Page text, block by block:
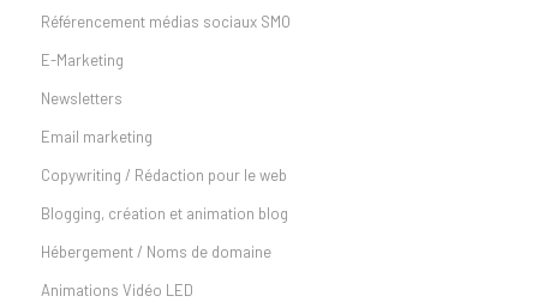
Référencement médias sociaux SMO
E-Marketing
Newsletters
Email marketing
Copywriting / Rédaction pour le web
Blogging, création et animation blog
Hébergement / Noms de domaine
Animations Vidéo LED